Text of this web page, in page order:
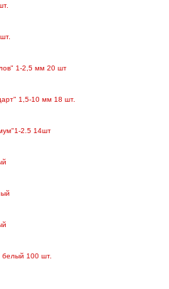
1-2,5 мм 20 шт
1,5-10 мм 18 шт.
2.5 14шт
100 шт.